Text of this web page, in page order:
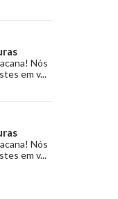
Nós
em v...
Nós
em v...